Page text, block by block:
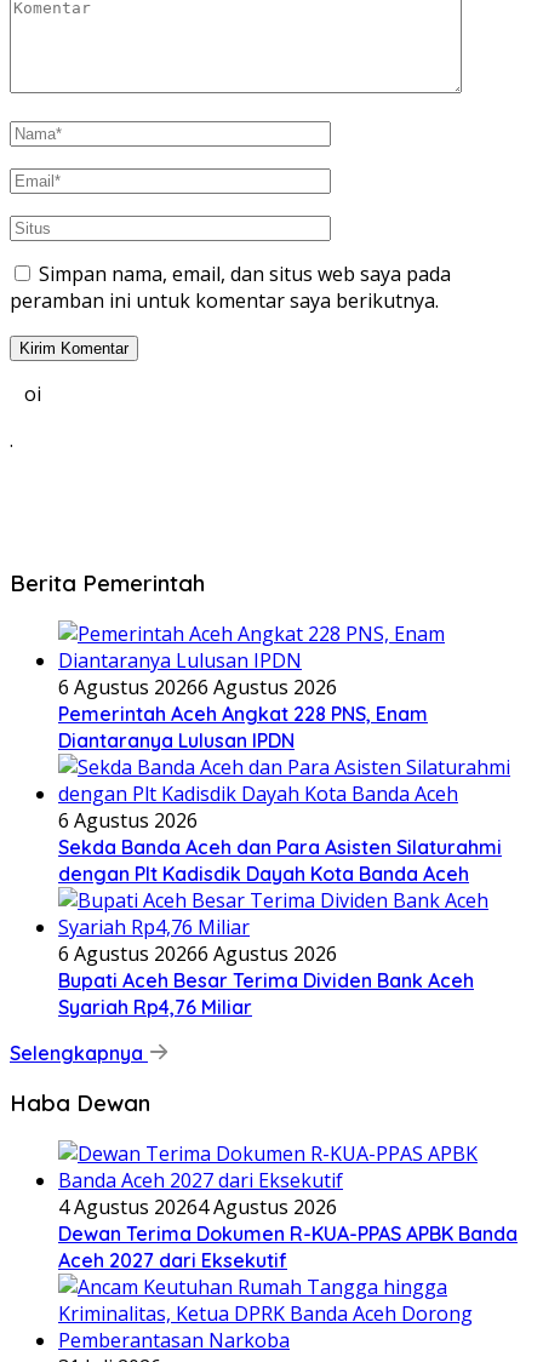
Simpan nama, email, dan situs web saya pada
peramban ini untuk komentar saya berikutnya.
oi
.
Berita Pemerintah
6 Agustus 20266 Agustus 2026
Pemerintah Aceh Angkat 228 PNS, Enam
Diantaranya Lulusan IPDN
6 Agustus 2026
Sekda Banda Aceh dan Para Asisten Silaturahmi
dengan Plt Kadisdik Dayah Kota Banda Aceh
6 Agustus 20266 Agustus 2026
Bupati Aceh Besar Terima Dividen Bank Aceh
Syariah Rp4,76 Miliar
Selengkapnya
Haba Dewan
4 Agustus 20264 Agustus 2026
Dewan Terima Dokumen R-KUA-PPAS APBK Banda
Aceh 2027 dari Eksekutif